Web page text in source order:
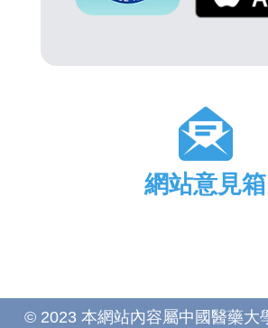
網站意見箱
© 2023 本網站內容屬中國醫藥大